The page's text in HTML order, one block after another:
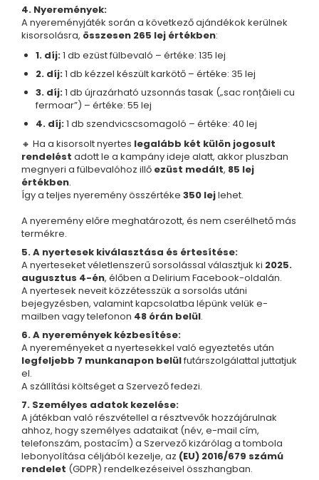
Kitűző
Acél ékszerek
Nyaklánc / Medál
Fülbevaló
Ékszer szett
Gyűrű
Fém ötvözet ékszerek
Nyaklánc / Medál
Fülbevaló
Karperec
Kitűző
Gyöngy / Talizmán
Haj kiegészítők
Havasi gyopár ékszerek
Nyaklánc / Medál
Fülbevaló
Ékszertartó
Ásvány ékszerek
Nyaklánc / Medál
Fülbevaló
Karperec
Ékszer szett
Fa ékszerek
Nyaklánc / Medál
Fülbevaló
4. Nyeremények:
A nyereményjáték során a következő ajándékok kerülnek
kisorsolásra, összesen 265 lej értékben:
1. díj:1 db ezüst fülbevaló – értéke: 135 lej
2. díj:1 db kézzel készült karkötő – értéke: 35 lej
3. díj:1 db újrazárható uzsonnás tasak („sac ronțăieli cu
fermoar”) – értéke: 55 lej
4. díj:1 db szendvicscsomagoló – értéke: 40 lej
🔸 Ha a kisorsolt nyertes legalább két külön jogosult
rendelést adott le a kampány ideje alatt, akkor pluszban
megnyeri a fülbevalóhoz illő ezüst medált, 85 lej
értékben.
Így a teljes nyeremény összértéke 350 lejlehet.
A nyeremény előre meghatározott, és nem cserélhető más
termékre.
5. A nyertesek kiválasztása és értesítése:
A nyerteseket véletlenszerű sorsolással választjuk ki 2025.
augusztus 4-én, élőben a Delirium Facebook-oldalán.
A nyertesek neveit közzétesszük a sorsolás utáni
bejegyzésben, valamint kapcsolatba lépünk velük e-
mailben vagy telefonon 48 órán belül.
6. A nyeremények kézbesítése:
A nyereményeket a nyertesekkel való egyeztetés után
legfeljebb 7 munkanapon belülfutárszolgálattal juttatjuk
el.
A szállítási költséget a Szervező fedezi.
7. Személyes adatok kezelése:
A játékban való részvétellel a résztvevők hozzájárulnak
ahhoz, hogy személyes adataikat (név, e-mail cím,
telefonszám, postacím) a Szervező kizárólag a tombola
lebonyolítása céljából kezelje, az (EU) 2016/679 számú
rendelet (GDPR) rendelkezéseivel összhangban.